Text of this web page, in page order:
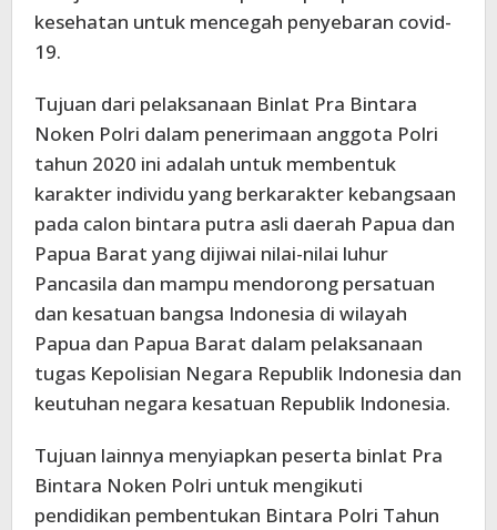
kesehatan untuk mencegah penyebaran covid-
19.
Tujuan dari pelaksanaan Binlat Pra Bintara
Noken Polri dalam penerimaan anggota Polri
tahun 2020 ini adalah untuk membentuk
karakter individu yang berkarakter kebangsaan
pada calon bintara putra asli daerah Papua dan
Papua Barat yang dijiwai nilai-nilai luhur
Pancasila dan mampu mendorong persatuan
dan kesatuan bangsa Indonesia di wilayah
Papua dan Papua Barat dalam pelaksanaan
tugas Kepolisian Negara Republik Indonesia dan
keutuhan negara kesatuan Republik Indonesia.
Tujuan lainnya menyiapkan peserta binlat Pra
Bintara Noken Polri untuk mengikuti
pendidikan pembentukan Bintara Polri Tahun